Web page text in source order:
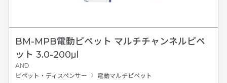
BM-MPB電動ピペット マルチチャンネルピペ
ット 3.0-200μl
AND
ピペット・ディスペンサー
電動マルチピペット